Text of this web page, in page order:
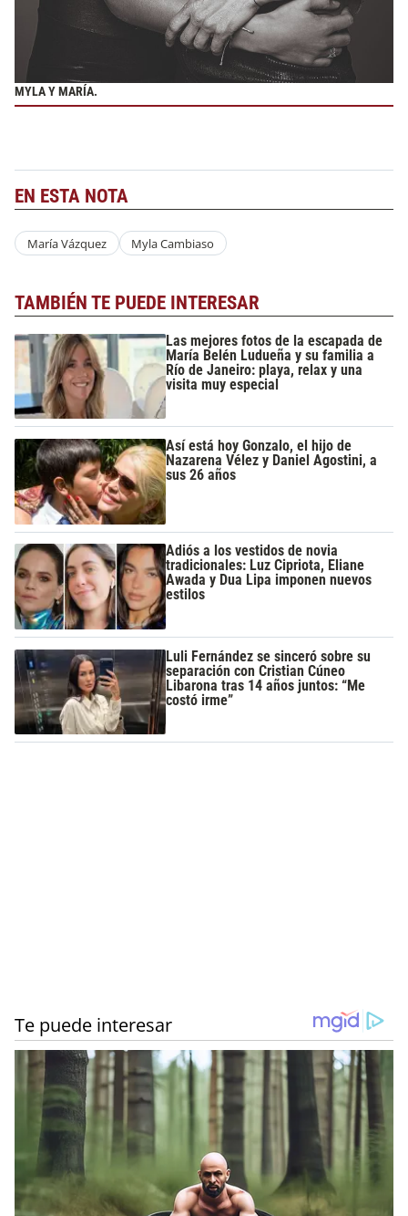
MYLA Y MARÍA.
EN ESTA NOTA
María Vázquez Myla Cambiaso
TAMBIÉN TE PUEDE INTERESAR
Las mejores fotos de la escapada de
María Belén Ludueña y su familia a
Río de Janeiro: playa, relax y una
visita muy especial
Así está hoy Gonzalo, el hijo de
Nazarena Vélez y Daniel Agostini, a
sus 26 años
Adiós a los vestidos de novia
tradicionales: Luz Cipriota, Eliane
Awada y Dua Lipa imponen nuevos
estilos
Luli Fernández se sinceró sobre su
separación con Cristian Cúneo
Libarona tras 14 años juntos: “Me
costó irme”